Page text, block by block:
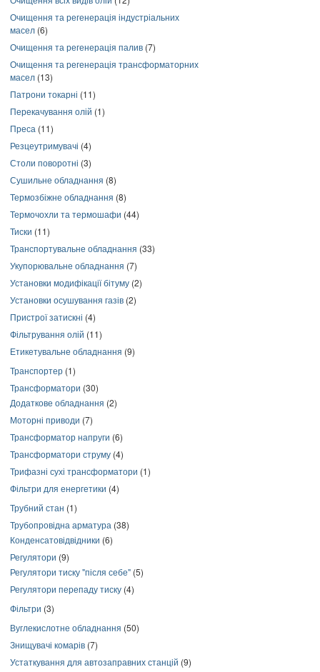
Очищення та регенерація індустріальних
масел (6)
Очищення та регенерація палив (7)
Очищення та регенерація трансформаторних
масел (13)
Патрони токарні (11)
Перекачування олій (1)
Преса (11)
Резцеутримувачі (4)
Столи поворотні (3)
Сушильне обладнання (8)
Термозбіжне обладнання (8)
Термочохли та термошафи (44)
Тиски (11)
Транспортувальне обладнання (33)
Укупорювальне обладнання (7)
Установки модифікації бітуму (2)
Установки осушування газів (2)
Пристрої затискні (4)
Фільтрування олій (11)
Етикетувальне обладнання (9)
Транспортер (1)
Трансформатори (30)
Додаткове обладнання (2)
Моторні приводи (7)
Трансформатор напруги (6)
Трансформатори струму (4)
Трифазні сухі трансформатори (1)
Фільтри для енергетики (4)
Трубний стан (1)
Трубопровідна арматура (38)
Конденсатовідвідники (6)
Регулятори (9)
Регулятори тиску "після себе" (5)
Регулятори перепаду тиску (4)
Фільтри (3)
Вуглекислотне обладнання (50)
Знищувачі комарів (7)
Устаткування для автозаправних станцій (9)